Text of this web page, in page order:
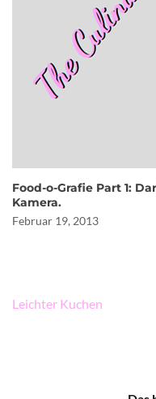
Food-o-Grafie Part 1:
Kamera.
Februar 19, 2013
Leichter Kuchen